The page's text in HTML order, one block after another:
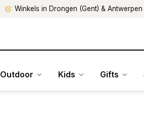
Winkels in Drongen (Gent) & Antwerpen
Outdoor Kids Gifts